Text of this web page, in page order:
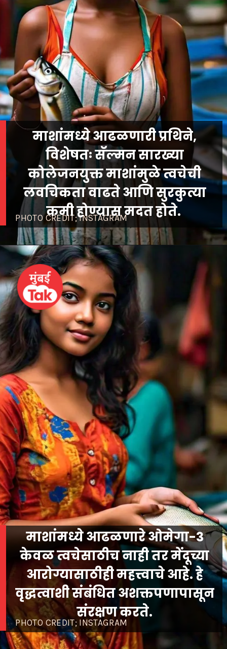
PHOTO CREDIT; INSTAGRAM
माशांमध्ये आढळणारी प्रथिने,
विशेषतः सॅल्मन सारख्या
कोलेजनयुक्त माशांमुळे त्वचेची
लवचिकता वाढते आणि सुरकुत्या
कमी होण्यास मदत होते.
PHOTO CREDIT; INSTAGRAM
माशांमध्ये आढळणारे ओमेगा-3
केवळ त्वचेसाठीच नाही तर मेंदूच्या
आरोग्यासाठीही महत्त्वाचे आहे. हे
वृद्धत्वाशी संबंधित अशक्तपणापासून
संरक्षण करते.